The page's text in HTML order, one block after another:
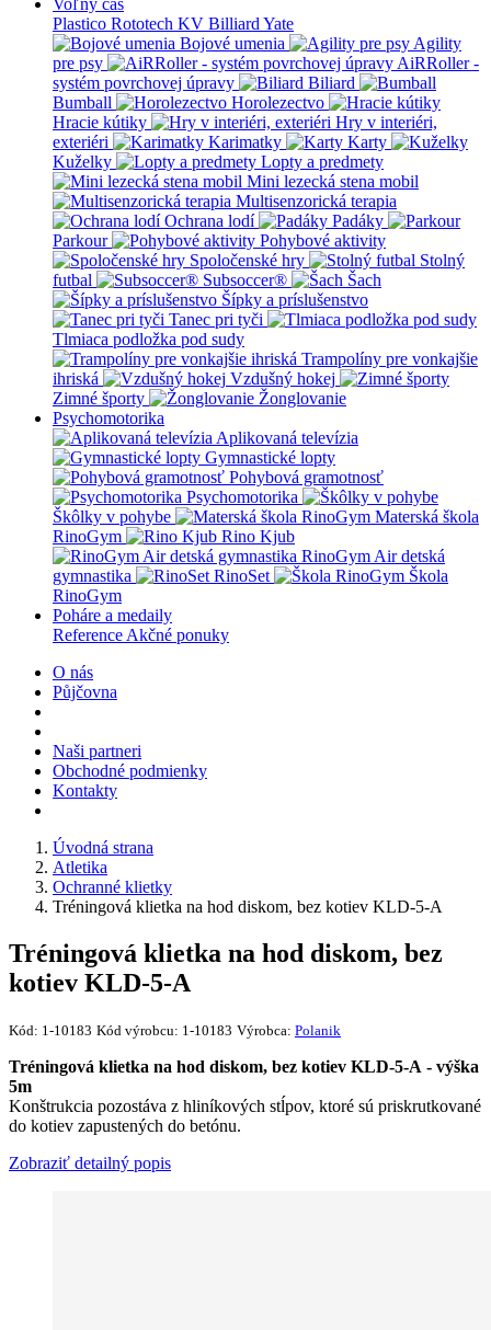
Voľný čas
Plastico Rototech KV Billiard Yate
Bojové umenia
Agility
pre psy
AiRRoller -
systém povrchovej úpravy
Biliard
Bumball
Horolezectvo
Hracie kútiky
Hry v interiéri,
exteriéri
Karimatky
Karty
Kuželky
Lopty a predmety
Mini lezecká stena mobil
Multisenzorická terapia
Ochrana lodí
Padáky
Parkour
Pohybové aktivity
Spoločenské hry
Stolný
futbal
Subsoccer®
Šach
Šípky a príslušenstvo
Tanec pri tyči
Tlmiaca podložka pod sudy
Trampolíny pre vonkajšie
ihriská
Vzdušný hokej
Zimné športy
Žonglovanie
Psychomotorika
Aplikovaná televízia
Gymnastické lopty
Pohybová gramotnosť
Psychomotorika
Škôlky v pohybe
Materská škola
RinoGym
Rino Kjub
RinoGym Air detská
gymnastika
RinoSet
Škola
RinoGym
Poháre a medaily
Reference Akčné ponuky
O nás
Půjčovna
Naši partneri
Obchodné podmienky
Kontakty
Úvodná strana
Atletika
Ochranné klietky
Tréningová klietka na hod diskom, bez kotiev KLD-5-A
Tréningová klietka na hod diskom, bez
kotiev KLD-5-A
Kód: 1-10183 Kód výrobcu: 1-10183 Výrobca: Polanik
Tréningová klietka na hod diskom, bez kotiev KLD-5-A​ - výška
5m
Konštrukcia pozostáva z hliníkových stĺpov, ktoré sú priskrutkované
do kotiev zapustených do betónu.
Zobraziť detailný popis